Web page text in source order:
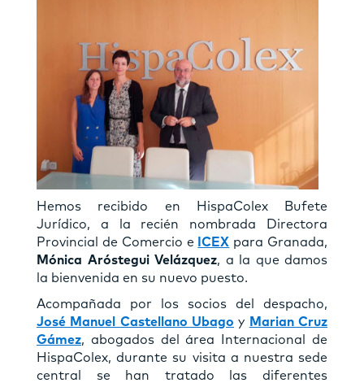
Hemos recibido en HispaColex Bufete
Jurídico, a la recién nombrada Directora
Provincial de Comercio e
ICEX para Granada,
Mónica Aróstegui Velázquez, a la que damos
la bienvenida en su nuevo puesto.
Acompañada por los socios del despacho,
José Manuel Castellano Ubago y Marian Cruz
Gámez, abogados del área Internacional de
HispaColex, durante su visita a nuestra sede
central se han tratado las diferentes